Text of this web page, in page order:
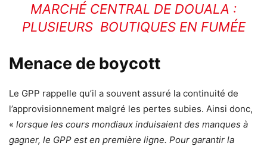
MARCHÉ CENTRAL DE DOUALA :
PLUSIEURS BOUTIQUES EN FUMÉE
Menace de boycott
Le GPP rappelle qu’il a souvent assuré la continuité de
l’approvisionnement malgré les pertes subies. Ainsi donc,
« lorsque les cours mondiaux induisaient des manques à
gagner, le GPP est en première ligne. Pour garantir la